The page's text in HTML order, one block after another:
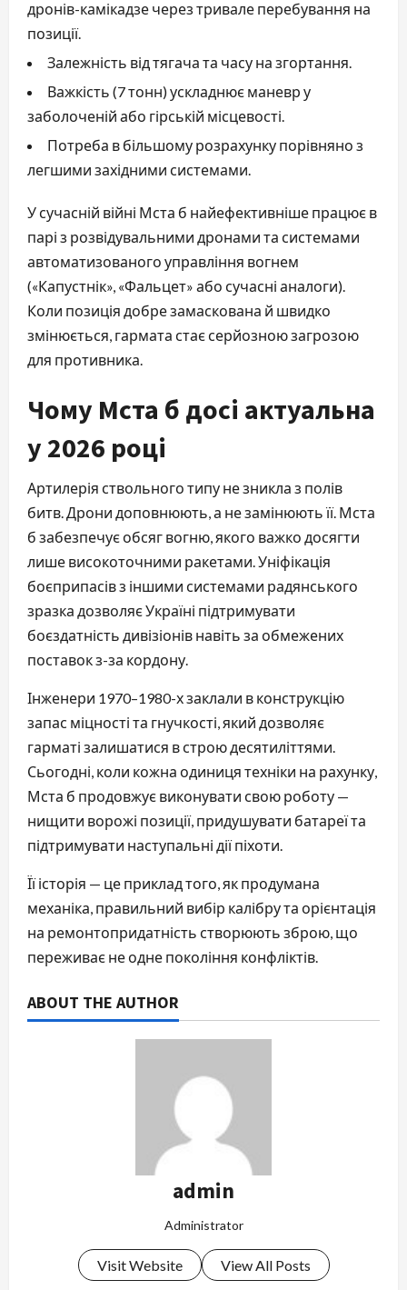
дронів-камікадзе через тривале перебування на
позиції.
Залежність від тягача та часу на згортання.
Важкість (7 тонн) ускладнює маневр у
заболоченій або гірській місцевості.
Потреба в більшому розрахунку порівняно з
легшими західними системами.
У сучасній війні Мста б найефективніше працює в
парі з розвідувальними дронами та системами
автоматизованого управління вогнем
(«Капустнік», «Фальцет» або сучасні аналоги).
Коли позиція добре замаскована й швидко
змінюється, гармата стає серйозною загрозою
для противника.
Чому Мста б досі актуальна
у 2026 році
Артилерія ствольного типу не зникла з полів
битв. Дрони доповнюють, а не замінюють її. Мста
б забезпечує обсяг вогню, якого важко досягти
лише високоточними ракетами. Уніфікація
боєприпасів з іншими системами радянського
зразка дозволяє Україні підтримувати
боєздатність дивізіонів навіть за обмежених
поставок з-за кордону.
Інженери 1970–1980-х заклали в конструкцію
запас міцності та гнучкості, який дозволяє
гарматі залишатися в строю десятиліттями.
Сьогодні, коли кожна одиниця техніки на рахунку,
Мста б продовжує виконувати свою роботу —
нищити ворожі позиції, придушувати батареї та
підтримувати наступальні дії піхоти.
Її історія — це приклад того, як продумана
механіка, правильний вибір калібру та орієнтація
на ремонтопридатність створюють зброю, що
переживає не одне покоління конфліктів.
ABOUT THE AUTHOR
admin
Administrator
Visit Website View All Posts